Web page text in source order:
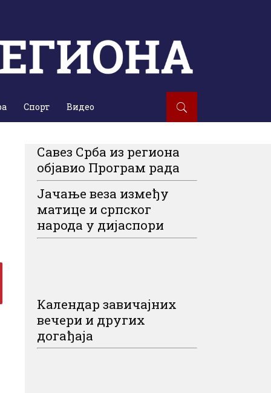
Спорт Видео
Савез Срба из региона
објавио Програм рада
Јачање веза између
матице и српског
народа у дијаспори
Календар завичајних
вечери и других
догађаја